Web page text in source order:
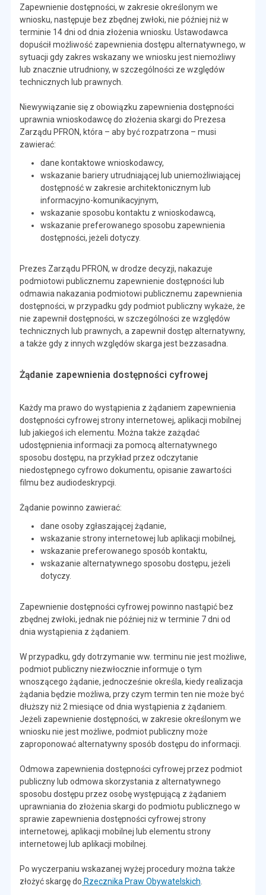
Zapewnienie dostępności, w zakresie określonym we
wniosku, następuje bez zbędnej zwłoki, nie później niż w
terminie 14 dni od dnia złożenia wniosku. Ustawodawca
dopuścił możliwość zapewnienia dostępu alternatywnego, w
sytuacji gdy zakres wskazany we wniosku jest niemożliwy
lub znacznie utrudniony, w szczególności ze względów
technicznych lub prawnych.
Niewywiązanie się z obowiązku zapewnienia dostępności
uprawnia wnioskodawcę do złożenia skargi do Prezesa
Zarządu PFRON, która – aby być rozpatrzona – musi
zawierać:
dane kontaktowe wnioskodawcy,
wskazanie bariery utrudniającej lub uniemożliwiającej
dostępność w zakresie architektonicznym lub
informacyjno-komunikacyjnym,
wskazanie sposobu kontaktu z wnioskodawcą,
wskazanie preferowanego sposobu zapewnienia
dostępności, jeżeli dotyczy.
Prezes Zarządu PFRON, w drodze decyzji, nakazuje
podmiotowi publicznemu zapewnienie dostępności lub
odmawia nakazania podmiotowi publicznemu zapewnienia
dostępności, w przypadku gdy podmiot publiczny wykaże, że
nie zapewnił dostępności, w szczególności ze względów
technicznych lub prawnych, a zapewnił dostęp alternatywny,
a także gdy z innych względów skarga jest bezzasadna.
Żądanie zapewnienia dostępności cyfrowej
Każdy ma prawo do wystąpienia z żądaniem zapewnienia
dostępności cyfrowej strony internetowej, aplikacji mobilnej
lub jakiegoś ich elementu. Można także zażądać
udostępnienia informacji za pomocą alternatywnego
sposobu dostępu, na przykład przez odczytanie
niedostępnego cyfrowo dokumentu, opisanie zawartości
filmu bez audiodeskrypcji.
Żądanie powinno zawierać:
dane osoby zgłaszającej żądanie,
wskazanie strony internetowej lub aplikacji mobilnej,
wskazanie preferowanego sposób kontaktu,
wskazanie alternatywnego sposobu dostępu, jeżeli
dotyczy.
Zapewnienie dostępności cyfrowej powinno nastąpić bez
zbędnej zwłoki, jednak nie później niż w terminie 7 dni od
dnia wystąpienia z żądaniem.
W przypadku, gdy dotrzymanie ww. terminu nie jest możliwe,
podmiot publiczny niezwłocznie informuje o tym
wnoszącego żądanie, jednocześnie określa, kiedy realizacja
żądania będzie możliwa, przy czym termin ten nie może być
dłuższy niż 2 miesiące od dnia wystąpienia z żądaniem.
Jeżeli zapewnienie dostępności, w zakresie określonym we
wniosku nie jest możliwe, podmiot publiczny może
zaproponować alternatywny sposób dostępu do informacji.
Odmowa zapewnienia dostępności cyfrowej przez podmiot
publiczny lub odmowa skorzystania z alternatywnego
sposobu dostępu przez osobę występującą z żądaniem
uprawniania do złożenia skargi do podmiotu publicznego w
sprawie zapewnienia dostępności cyfrowej strony
internetowej, aplikacji mobilnej lub elementu strony
internetowej lub aplikacji mobilnej.
Po wyczerpaniu wskazanej wyżej procedury można także
złożyć skargę do Rzecznika Praw Obywatelskich